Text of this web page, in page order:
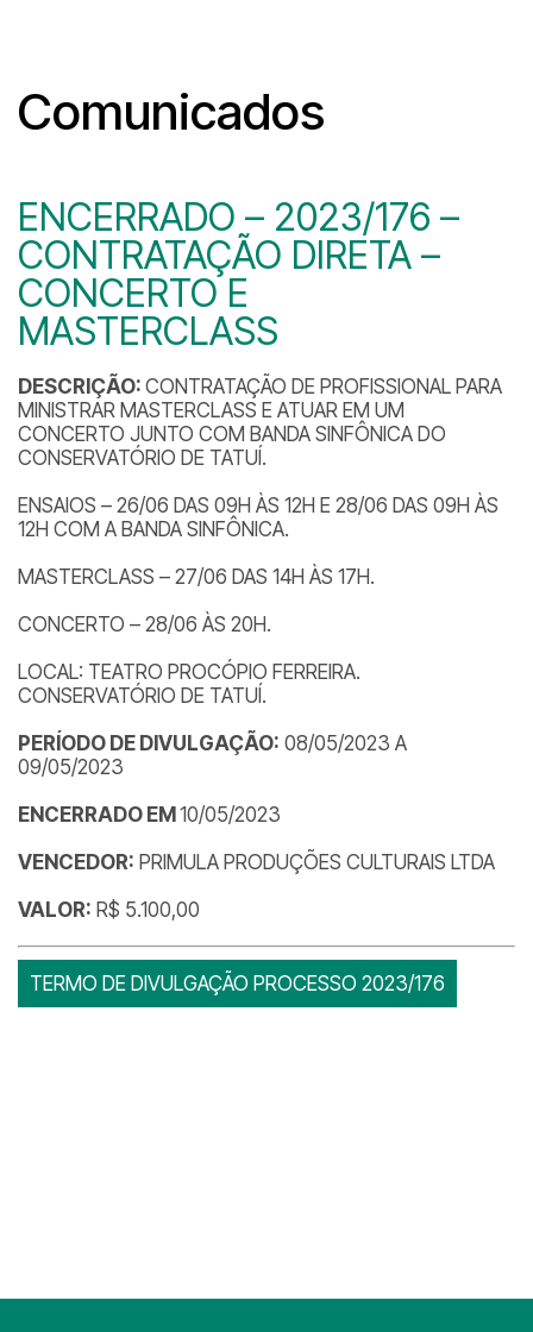
Comunicados
ENCERRADO – 2023/176 –
CONTRATAÇÃO DIRETA –
CONCERTO E
MASTERCLASS
DESCRIÇÃO: CONTRATAÇÃO DE PROFISSIONAL PARA
MINISTRAR MASTERCLASS E ATUAR EM UM
CONCERTO JUNTO COM BANDA SINFÔNICA DO
CONSERVATÓRIO DE TATUÍ.
ENSAIOS – 26/06 DAS 09H ÀS 12H E 28/06 DAS 09H ÀS
12H COM A BANDA SINFÔNICA.
MASTERCLASS – 27/06 DAS 14H ÀS 17H.
CONCERTO – 28/06 ÀS 20H.
LOCAL: TEATRO PROCÓPIO FERREIRA.
CONSERVATÓRIO DE TATUÍ.
PERÍODO DE DIVULGAÇÃO: 08/05/2023 A
09/05/2023
ENCERRADO EM 10/05/2023
VENCEDOR: PRIMULA PRODUÇÕES CULTURAIS LTDA
VALOR: R$ 5.100,00
TERMO DE DIVULGAÇÃO PROCESSO 2023/176